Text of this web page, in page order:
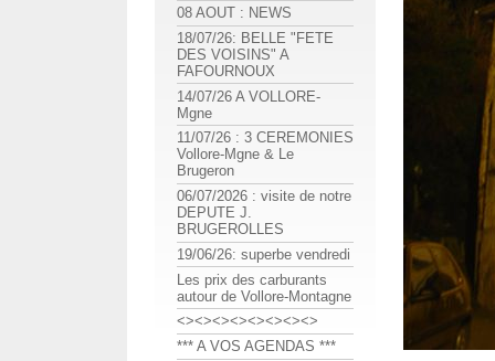
08 AOUT : NEWS
18/07/26: BELLE "FETE
DES VOISINS" A
FAFOURNOUX
14/07/26 A VOLLORE-
Mgne
11/07/26 : 3 CEREMONIES
Vollore-Mgne & Le
Brugeron
06/07/2026 : visite de notre
DEPUTE J.
BRUGEROLLES
19/06/26: superbe vendredi
Les prix des carburants
autour de Vollore-Montagne
<><><><><><><><>
*** A VOS AGENDAS ***